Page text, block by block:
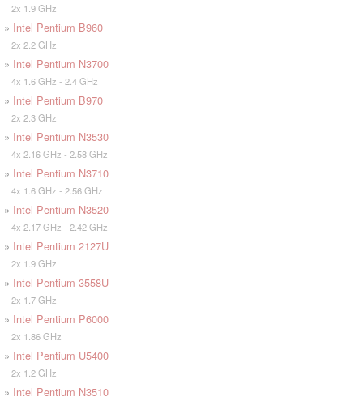
2x 1.9 GHz
» Intel Pentium B960
2x 2.2 GHz
» Intel Pentium N3700
4x 1.6 GHz - 2.4 GHz
» Intel Pentium B970
2x 2.3 GHz
» Intel Pentium N3530
4x 2.16 GHz - 2.58 GHz
» Intel Pentium N3710
4x 1.6 GHz - 2.56 GHz
» Intel Pentium N3520
4x 2.17 GHz - 2.42 GHz
» Intel Pentium 2127U
2x 1.9 GHz
» Intel Pentium 3558U
2x 1.7 GHz
» Intel Pentium P6000
2x 1.86 GHz
» Intel Pentium U5400
2x 1.2 GHz
» Intel Pentium N3510